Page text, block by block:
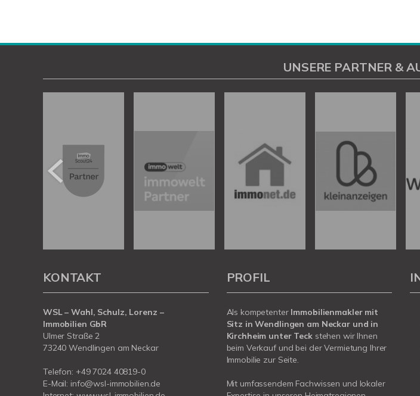
UNSERE PARTNER &
KONTAKT
WSL – Wahl, Schulz, Lorenz –
Immobilien GbR
Ulmer Straße 2
73240 Wendlingen am Neckar
Telefon: +49 7024 40819-0
E-Mail: info@wsl-immobilien.de
PROFIL
Als kompetenter Immobilienmakler mit
Sitz in Wendlingen am Neckar und in
Kirchheim unter Teck stehen wir Ihnen
beim Verkauf und bei der Vermietung Ihrer
Immobilie zur Seite.
Mit umfassendem Fachwissen und lokaler